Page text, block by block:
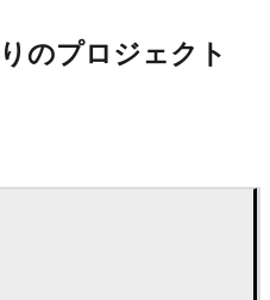
のプロジェクト